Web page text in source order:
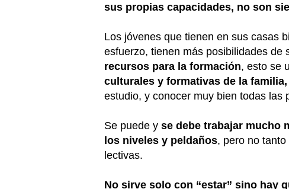
sus propias capacidades, no son
Los jóvenes que tienen en sus casas
esfuerzo, tienen más posibilidades de
recursos para la formación, esto se
culturales y formativas de la
estudio, y conocer muy bien todas las
Se puede y se debe trabajar mucho
los niveles y peldaños, pero no
lectivas.
No sirve solo con “estar” sino hay